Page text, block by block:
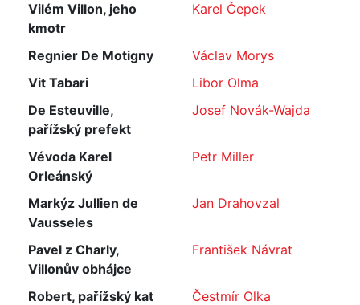
Vilém Villon, jeho
kmotr
Karel Čepek
Regnier De Motigny
Václav Morys
Vit Tabari
Libor Olma
De Esteuville,
pařížský prefekt
Josef Novák-Wajda
Vévoda Karel
Orleánský
Petr Miller
Markýz Jullien de
Vausseles
Jan Drahovzal
Pavel z Charly,
Villonův obhájce
František Návrat
Robert, pařížský kat
Čestmír Olka